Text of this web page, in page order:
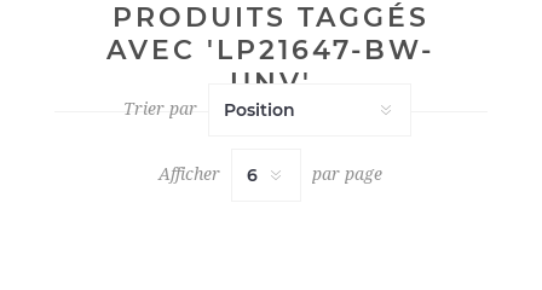
PRODUITS TAGGÉS
AVEC 'LP21647-BW-
UNV'
Trier par
Afficher par page